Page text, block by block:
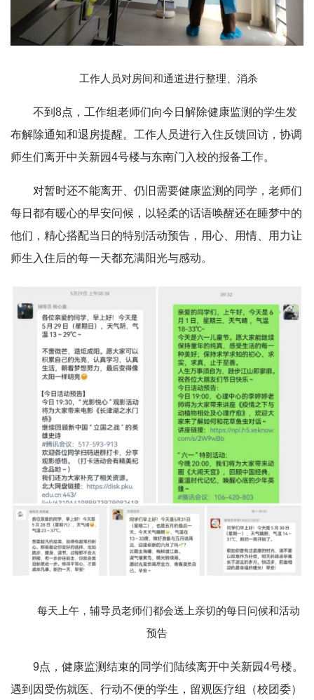
工作人员对房间和通道进行整理、消杀
不到8点，工作组老师们向今日解除健康监测的学生发
布解除通知和退房提醒。工作人员进行入住反馈回访，协调
师生们离开中关新园4号楼与东南门入校的报备工作。
对暂时还不能离开、仍旧需要健康监测的同学，老师们
每日都有暖心的早安问候，以轻柔的话语唤醒还在睡梦中的
他们，精心搭配当日的特别活动预告，用心、用情、用力让
师生入住后的每一天都充满阳光与感动。
每天上午，辅导员老师们都会送上亲切的每日问候和活动
预告
9点，健康监测结束的同学们陆续离开中关新园4号楼。
遇到因受伤就医、行动不便的学生，留观医疗组（校团委）